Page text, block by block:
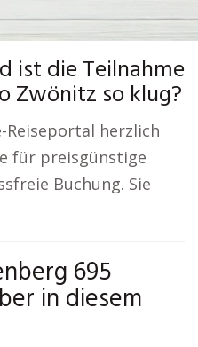
ist die Teilnahme
Zwönitz so klug?
Reiseportal herzlich
für preisgünstige
Buchung. Sie
695
in diesem